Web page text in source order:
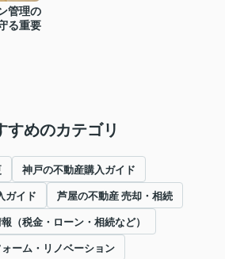
管理の
る重要
すめのカテゴリ
神戸の不動産購入ガイド
ガイド 芦屋の不動産 売却・相続
（税金・ローン・相続など）
ォーム・リノベーション